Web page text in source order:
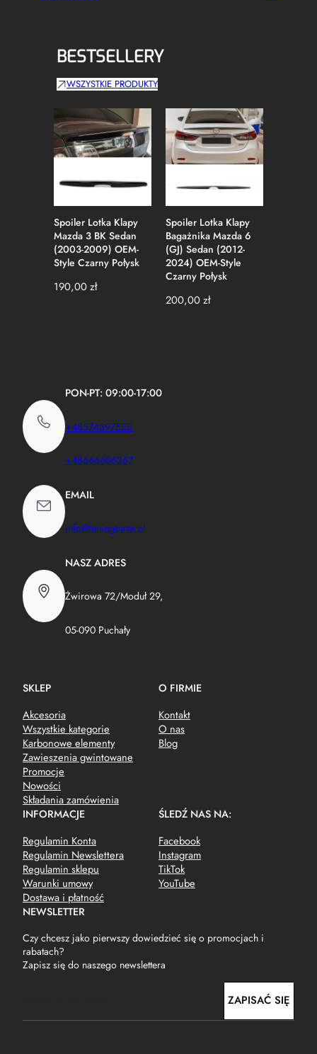
BESTSELLERY
WSZYSTKIE PRODUKTY
Spoiler Lotka Klapy
Mazda 3 BK Sedan
(2003-2009) OEM-
Style Czarny Połysk
190,00zł
Spoiler Lotka Klapy
Bagażnika Mazda 6
(GJ) Sedan (2012-
2024) OEM-Style
Czarny Połysk
200,00zł
PON-PT: 09:00-17:00
+48574397555
+48666606267
EMAIL
info@tuningbaza.pl
NASZ ADRES
Żwirowa 72/Moduł 29,
05-090 Puchały
SKLEP
Akcesoria
Wszystkie kategorie
Karbonowe elementy
Zawieszenia gwintowane
Promocje
Nowości
Składania zamówienia
O FIRMIE
Kontakt
O nas
Blog
INFORMACJE
Regulamin Konta
Regulamin Newslettera
Regulamin sklepu
Warunki umowy
Dostawa i płatność
ŚLEDŹ NAS NA:
Facebook
Instagram
TikTok
YouTube
NEWSLETTER
Czy chcesz jako pierwszy dowiedzieć się o promocjach i
rabatach?
Zapisz się do naszego newslettera
a
ZAPISAĆ SIĘ